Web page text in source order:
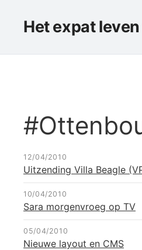
Het expat
12/04/2010
Uitzending Villa Beagle
10/04/2010
Sara morgenvroeg op TV
05/04/2010
Nieuwe layout en CMS